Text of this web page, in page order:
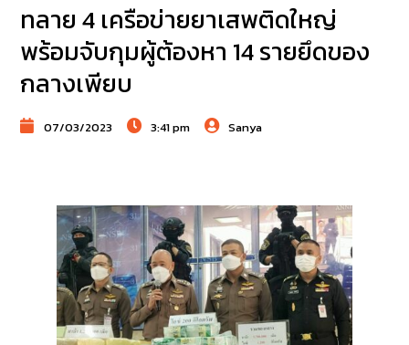
ทลาย 4 เครือข่ายยาเสพติดใหญ่
พร้อมจับกุมผู้ต้องหา 14 รายยึดของ
กลางเพียบ
07/03/2023 3:41 pm Sanya